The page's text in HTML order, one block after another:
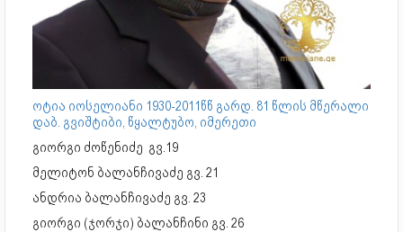
ოტია იოსელიანი 1930-2011წწ გარდ. 81 წლის მწერალი
დაბ. გვიშტიბი, წყალტუბო, იმერეთი
გიორგი ძოწენიძე გვ.19
მელიტონ ბალანჩივაძე გვ. 21
ანდრია ბალანჩივაძე გვ. 23
გიორგი (ჯორჯი) ბალანჩინი გვ. 26